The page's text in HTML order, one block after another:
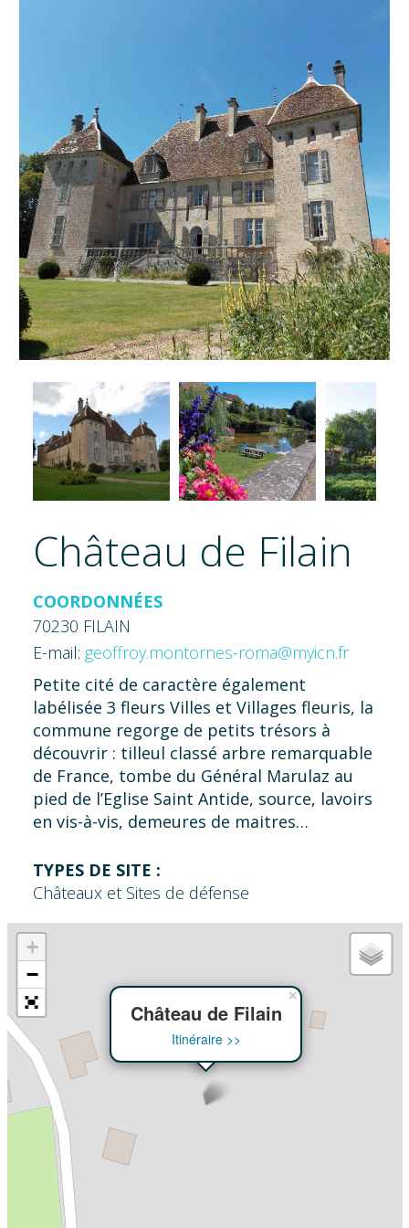
Château de Filain
COORDONNÉES
70230 FILAIN
E-mail: geoffroy.montornes-roma@myicn.fr
Petite cité de caractère également
labélisée 3 fleurs Villes et Villages fleuris, la
commune regorge de petits trésors à
découvrir : tilleul classé arbre remarquable
de France, tombe du Général Marulaz au
pied de l’Eglise Saint Antide, source, lavoirs
en vis-à-vis, demeures de maitres…
TYPES DE SITE :
Châteaux et Sites de défense
Château de Filain
Itinéraire >>
×
+
−